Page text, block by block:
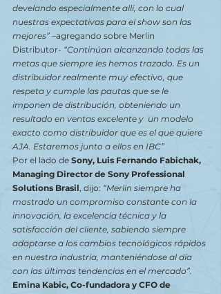
develando especialmente allí, con lo cual
nuestras expectativas para el show son las
mejores” –agregando sobre Merlin
Distributor- “Continúan alcanzando todas las
metas que siempre les hemos trazado. Es un
distribuidor realmente muy efectivo, que
respeta y cumple las pautas que se le
imponen de distribución, obteniendo un
resultado en ventas excelente y  un modelo
exacto como distribuidor que es el que quiere
AJA. Estaremos junto a ellos en IBC”
Por el lado de Sony, Luis Fernando Fabichak,
Managing Director de Sony Professional
Solutions Brasil, dijo: “Merlin siempre ha
mostrado un compromiso constante con la
innovación, la excelencia técnica y la
satisfacción del cliente, sabiendo siempre
adaptarse a los cambios tecnológicos rápidos
en nuestra industria, manteniéndose al día
con las últimas tendencias en el mercado”.
Emina Kabic, Co-fundadora y CFO de